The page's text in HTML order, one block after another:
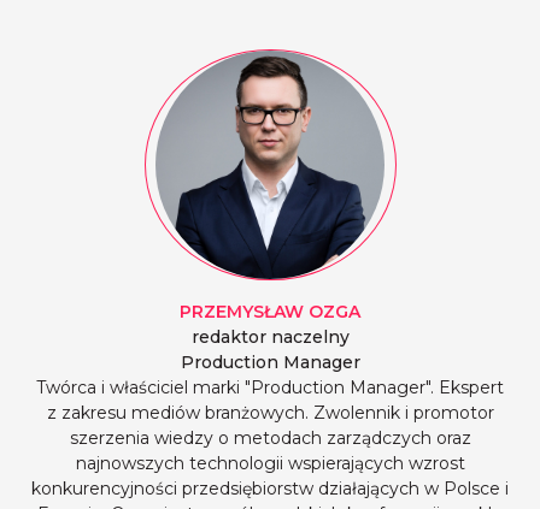
PRZEMYSŁAW OZGA
redaktor naczelny
Production Manager
Twórca i właściciel marki "Production Manager". Ekspert
z zakresu mediów branżowych. Zwolennik i promotor
szerzenia wiedzy o metodach zarządczych oraz
najnowszych technologii wspierających wzrost
konkurencyjności przedsiębiorstw działających w Polsce i